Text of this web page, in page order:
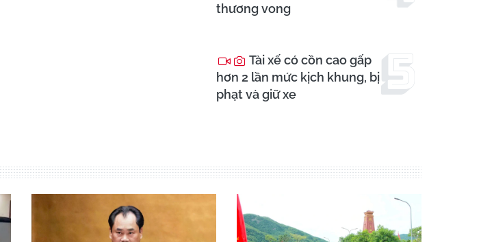
thương vong
Tài xế có cồn cao gấp
hơn 2 lần mức kịch khung, bị
phạt và giữ xe